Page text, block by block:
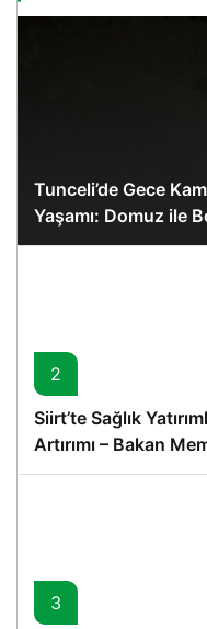
Tunceli’de Gece
Yaşamı: Domuz ile
2
Siirt’te Sağlık
Artırımı – Bakan
3